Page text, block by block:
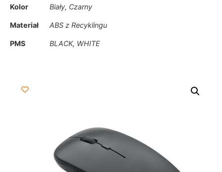
Kolor Biały, Czarny
Materiał ABS z Recyklingu
PMS BLACK, WHITE